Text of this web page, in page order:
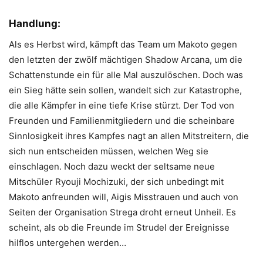
Handlung:
Als es Herbst wird, kämpft das Team um Makoto gegen
den letzten der zwölf mächtigen Shadow Arcana, um die
Schattenstunde ein für alle Mal auszulöschen. Doch was
ein Sieg hätte sein sollen, wandelt sich zur Katastrophe,
die alle Kämpfer in eine tiefe Krise stürzt. Der Tod von
Freunden und Familienmitgliedern und die scheinbare
Sinnlosigkeit ihres Kampfes nagt an allen Mitstreitern, die
sich nun entscheiden müssen, welchen Weg sie
einschlagen. Noch dazu weckt der seltsame neue
Mitschüler Ryouji Mochizuki, der sich unbedingt mit
Makoto anfreunden will, Aigis Misstrauen und auch von
Seiten der Organisation Strega droht erneut Unheil. Es
scheint, als ob die Freunde im Strudel der Ereignisse
hilflos untergehen werden…